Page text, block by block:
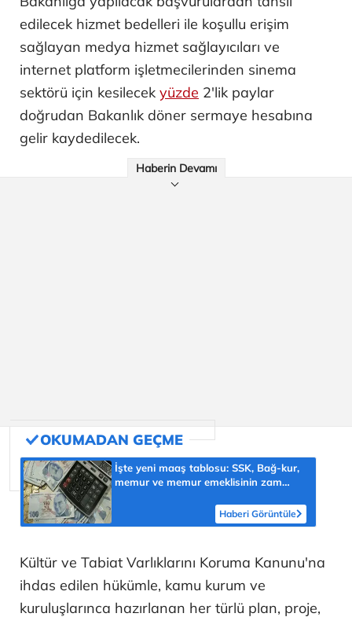
edilecek hizmet bedelleri ile koşullu erişim
sağlayan medya hizmet sağlayıcıları ve
internet platform işletmecilerinden sinema
sektörü için kesilecek yüzde 2'lik paylar
doğrudan Bakanlık döner sermaye hesabına
gelir kaydedilecek.
Haberin Devamı
İşte yeni maaş tablosu: SSK, Bağ-kur,
memur ve memur emeklisinin zam
Haberi Görüntüle
Kültür ve Tabiat Varlıklarını Koruma Kanunu'na
ihdas edilen hükümle, kamu kurum ve
kuruluşlarınca hazırlanan her türlü plan, proje,